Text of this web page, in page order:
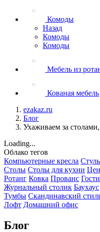
Комоды
Назад
Комоды
Комоды
Мебель из
Кованая мебель
ezakaz.ru
Блог
Ухаживаем за
Loading...
Облако тегов
Компьютерные кресла
Столы Столы для кухни
Ротанг Ковка Прованс
Журнальный столик Баухаус
Тумбы Скандинавский
Лофт Домашний офис
Блог